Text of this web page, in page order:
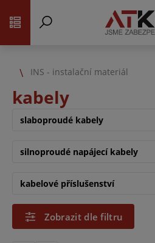
INS - instalační materiál
kabely
slaboproudé kabely
silnoproudé napájecí kabely
kabelové příslušenství
Zobrazit dle filtru